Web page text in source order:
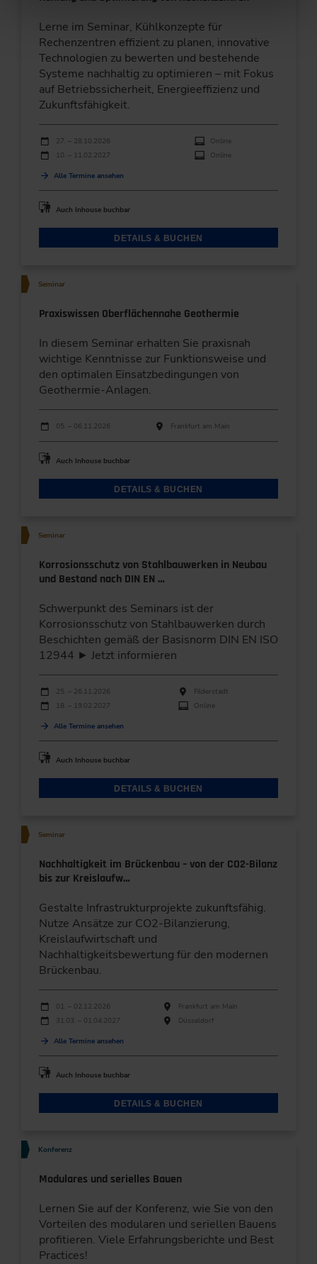
Lerne im Seminar, Kühlkonzepte für
Rechenzentren effizient zu planen, innovative
Technologien zu bewerten und bestehende
Systeme nachhaltig zu optimieren – mit Fokus
auf Betriebssicherheit, Energieeffizienz und
Zukunftsfähigkeit.
Durchführungen
Veranstaltungsdatum
27. – 28.10.2026
Online
10. – 11.02.2027
Online
Alle Termine ansehen
Auch Inhouse buchbar
DETAILS & BUCHEN
Seminar
Praxiswissen Oberflächennahe Geothermie
In diesem Seminar erhalten Sie praxisnah
wichtige Kenntnisse zur Funktionsweise und
den optimalen Einsatzbedingungen von
Geothermie-Anlagen.
Durchführungen
Veranstaltungsdatum Veranstaltungsort
05. – 06.11.2026 Frankfurt am Main
Auch Inhouse buchbar
DETAILS & BUCHEN
Seminar
Korrosionsschutz von Stahlbauwerken in Neubau
und Bestand nach DIN EN …
Schwerpunkt des Seminars ist der
Korrosionsschutz von Stahlbauwerken durch
Beschichten gemäß der Basisnorm DIN EN ISO
12944 ► Jetzt informieren
Durchführungen
Veranstaltungsdatum
25. – 26.11.2026
Filderstadt
18. – 19.02.2027
Online
Alle Termine ansehen
Auch Inhouse buchbar
DETAILS & BUCHEN
Seminar
Nachhaltigkeit im Brückenbau – von der CO2-Bilanz
bis zur Kreislaufw…
Gestalte Infrastrukturprojekte zukunftsfähig.
Nutze Ansätze zur CO2-Bilanzierung,
Kreislaufwirtschaft und
Nachhaltigkeitsbewertung für den modernen
Brückenbau.
Durchführungen
Veranstaltungsdatum Veranstaltungsort
01. – 02.12.2026
Frankfurt am Main
31.03. – 01.04.2027
Düsseldorf
Alle Termine ansehen
Auch Inhouse buchbar
DETAILS & BUCHEN
Konferenz
Modulares und serielles Bauen
Lernen Sie auf der Konferenz, wie Sie von den
Vorteilen des modularen und seriellen Bauens
profitieren. Viele Erfahrungsberichte und Best
Practices!